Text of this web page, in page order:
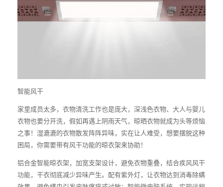
智能风干
家里成员太多，衣物清洗工作也是庞大，深浅色衣物、大人与婴儿
衣物也要分开洗，假如再遇上阴雨天气，晾晒衣物就成为头等烦恼
之事！湿漉漉的衣物散发阵阵异味，实在让人难受，想要摆脱这种
困局，你需要带有风干功能的晾衣架来协助！
铝合金智能晾衣架，加宽支架设计，避免衣物重叠，结合疾风风干
功能，干衣彻底减少异味产生。配有紫外灯，让衣物达到消毒除螨